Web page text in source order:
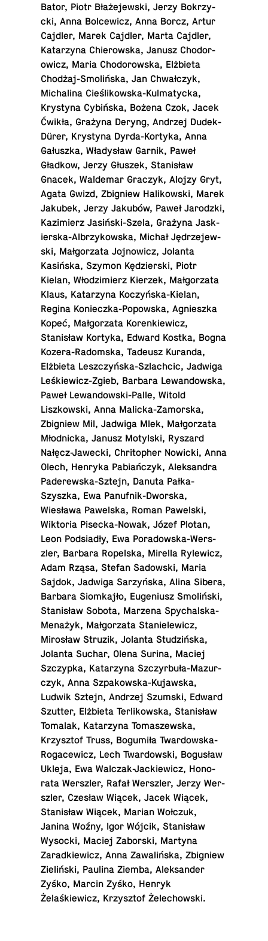
Bator, Piotr Błażejewski, Jerzy Bokrzy­
cki, Anna Bol­cewicz, Anna Borcz, Artur
Cajdler, Marek Cajdler, Marta Cajdler,
Katarzyna Chierowska, Janusz Chodor­
ow­icz, Maria Chodor­owska, Elżbieta
Chodżaj-Smolińska, Jan Chwałczyk,
Michalina Cieślikowska-Kul­maty­cka,
Krystyna Cybińska, Bożena Czok, Jacek
Ćwikła, Grażyna Deryng, Andrzej Dudek-
Dürer, Krystyna Dyrda-Ko­rtyka, Anna
Gałuszka, Władysław Garnik, Paweł
Gładkow, Jerzy Głuszek, Stanisław
Gnacek, Walde­mar Graczyk, Alojzy Gryt,
Agata Gwizd, Zbig­niew Ha­likowski, Marek
Jakubek, Jerzy Jakubów, Paweł Jar­o­dzki,
Kaz­imierz Jasiński-Szela, Grażyna Jask­
ier­ska-Al­brzykowska, Michał Jędrze­jew­
ski, Małgorzata Jo­jnow­icz, Jolanta
Kasińska, Szymon Kędzier­ski, Piotr
Kielan, Włodz­imierz Kierzek, Małgorzata
Klaus, Katarzyna Koczyńska-Kielan,
Regina Konieczka-Popowska, Ag­nieszka
Kopeć, Małgorzata Ko­renkiewicz,
Stanisław Kortyka, Edward Kostka, Bogna
Koz­era-Radom­ska, Tadeusz Kuranda,
Elżbieta Leszczyńska-Szlach­cic, Jadwiga
Leśkiewicz-Zgieb, Barbara Lewandowska,
Paweł Lewandowski-Palle, Witold
Liszkowski, Anna Mal­icka-Zamorska,
Zbig­niew Mil, Jadwiga Mlek, Małgorzata
Młodnicka, Janusz Motyl­ski, Ryszard
Nałęcz-Jawecki, Chri­to­pher Nowicki, Anna
Olech, Henryka Pabiańczyk, Alek­san­dra
Paderewska-Sztejn, Danuta Pałka-
Szyszka, Ewa Panufnik-Dworska,
Wiesława Pawel­ska, Roman Pawel­ski,
Wik­to­ria Pisecka-Nowak, Józef Plotan,
Leon Podsiadły, Ewa Po­rad­owska-Wer­s­
zler, Barbara Ro­pel­ska, Mirella Rylewicz,
Adam Rząsa, Stefan Sad­owski, Maria
Sajdok, Jadwiga Sarzyńska, Alina Sibera,
Barbara Siomkajło, Eu­ge­niusz Smoliński,
Stanisław Sobota, Marzena Spy­chal­ska-
Menażyk, Małgorzata Stanielewicz,
Mirosław Struzik, Jolanta Studzińska,
Jolanta Suchar, Olena Surina, Maciej
Szczypka, Katarzyna Szczyrbuła-Mazur­
czyk, Anna Sz­pakowska-Ku­jawska,
Ludwik Sztejn, Andrzej Szumski, Edward
Szutter, Elżbieta Ter­likowska, Stanisław
Tomalak, Katarzyna Tomaszewska,
Krzysztof Truss, Bogumiła Twar­dowska-
Ro­gacewicz, Lech Twar­dowski, Bogusław
Ukleja, Ewa Wal­czak-Jack­iewicz, Hon­o­
rata Wer­s­zler, Rafał Wer­s­zler, Jerzy Wer­
s­zler, Czesław Wiącek, Jacek Wiącek,
Stanisław Wiącek, Marian Wołczuk,
Janina Woźny, Igor Wójcik, Stanisław
Wysocki, Maciej Zaborski, Martyna
Zarad­kiewicz, Anna Zawalińska, Zbig­niew
Zieliński, Paulina Ziemba, Alek­sander
Zyśko, Marcin Zyśko, Henryk
Żelaśkiewicz, Krzysztof Żelechowski.